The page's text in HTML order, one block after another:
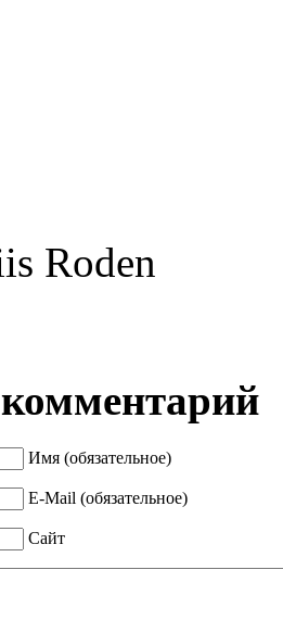
Roden
Имя (обязательное)
E-Mail (обязательное)
Сайт